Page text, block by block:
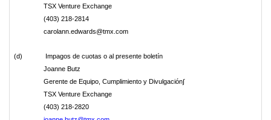
TSX Venture Exchange
(403) 218-2814
carolann.edwards@tmx.com
(d)
Impagos de cuotas o al presente boletín
Joanne Butz
Gerente de Equipo, Cumplimiento y Divulgación∫
TSX Venture Exchange
(403) 218-2820